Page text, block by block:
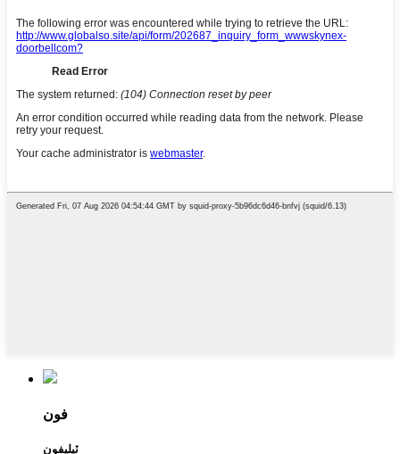
فون
ٽيليفون